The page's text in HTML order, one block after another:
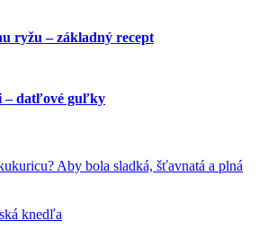
ryžu – základný recept
– datľové guľky
Aby bola sladká, šťavnatá a plná
knedľa